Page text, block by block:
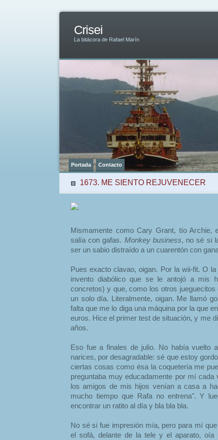
Crisei
La bitácora de Rafael Marín
Portada Contacto
1673. ME SIENTO REJUVENECER
Mismamente como Cary Grant, tío Archie,
salía con gafas. Monkey business, no sé si
ser un sabio distraído a un cuarentón con
Pues exacto clavao, oigan. Por la wii-fit. O
invento diabólico que se le antojó a mis
concretos) y que, como los otros
un solo día. Literalmente, oigan. Me llamó
falta que me lo diga una máquina por la que
euros. Hice el primer test de situación, y me
años.
Eso fue a finales de julio. No había vuelto
narices, por desagradable: sé que estoy
ciertas cosas como ésa la coquetería me
preguntaba muy educadamente por mí
los amigos de mis hijos venían a casa a
mucho tiempo que Rafa no entrena". Y
encontrar un ratito al día y bla bla bla.
No sé si fue impresión mía, pero para mí
el sofá, delante de la tele y el aparato, oía